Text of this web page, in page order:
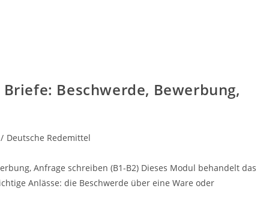
Beschwerde, Bewerbung,
/ Deutsche Redemittel
Anfrage schreiben (B1-B2) Dieses Modul behandelt das
Anlässe: die Beschwerde über eine Ware oder